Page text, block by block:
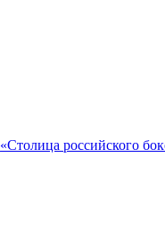
«Столица российского